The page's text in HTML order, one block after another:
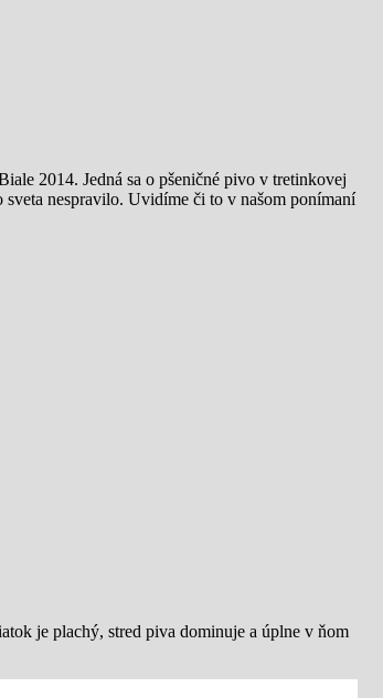
2014. Jedná sa o pšeničné pivo v tretinkovej
nespravilo. Uvidíme či to v našom ponímaní
je plachý, stred piva dominuje a úplne v ňom